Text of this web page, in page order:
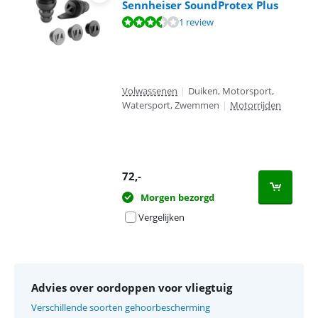
Sennheiser SoundProtex Plus
Beoordeling is 7,3 van de 10, gebaseerd op 1 review.
1 review
Volwassenen | Duiken, Motorsport,
Watersport, Zwemmen | Motorrijden
72,-
Morgen bezorgd
Vergelijken
Advies over oordoppen voor vliegtuig
Verschillende soorten gehoorbescherming